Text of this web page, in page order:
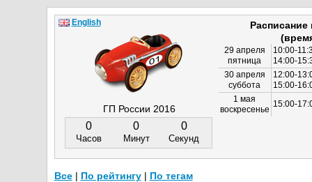
ГП России 2016
0
Часов
0
Минут
0
Секунд
29 апреля
пятница
10:00-
14:00-
30 апреля
суббота
12:00-
15:00-
1 мая
воскресенье
15:00-
English
Все| По рейтингу| По тегам